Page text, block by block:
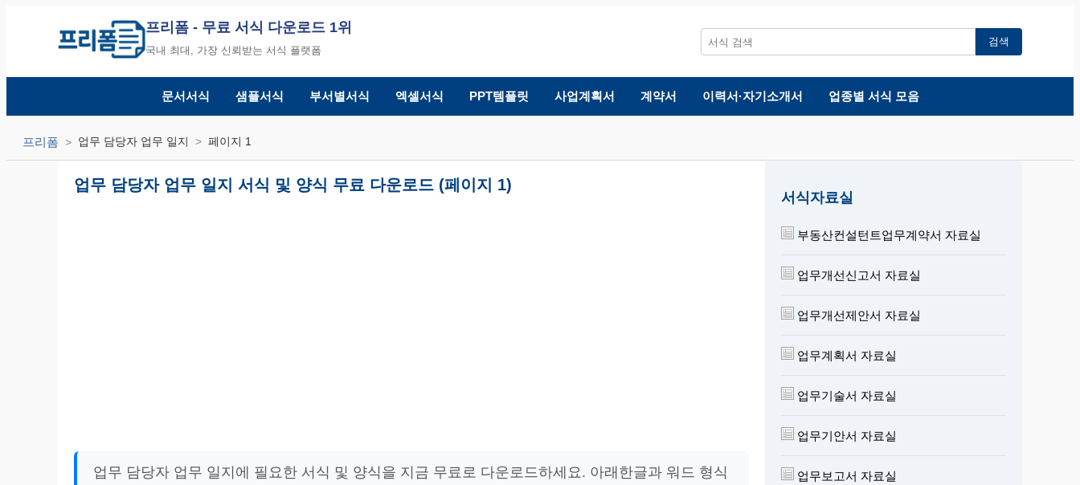
프리폼 - 무료 서식 다운로드 1위
국내 최대, 가장 신뢰받는 서식 플랫폼
검색
문서서식 샘플서식 부서별서식 엑셀서식 PPT템플릿 사업계획서 계약서 이력서·자기소개서 업종별 서식 모음
프리폼 업무 담당자 업무 일지 페이지 1
업무 담당자 업무 일지 서식 및 양식 무료 다운로드 (페이지 1)
업무 담당자 업무 일지에 필요한 서식 및 양식을 지금 무료로 다운로드하세요. 아래한글과 워드 형식
서식자료실
부동산컨설턴트업무계약서 자료실
업무개선신고서 자료실
업무개선제안서 자료실
업무계획서 자료실
업무기술서 자료실
업무기안서 자료실
업무보고서 자료실